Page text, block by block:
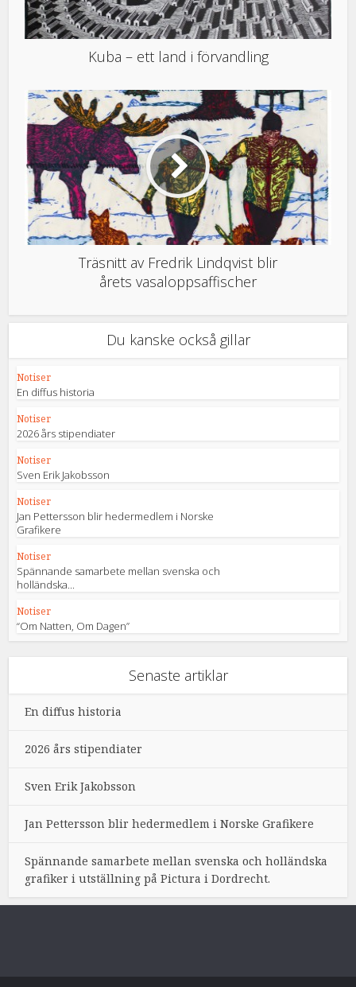
Kuba – ett land i förvandling
Träsnitt av Fredrik Lindqvist blir
årets vasaloppsaffischer
Du kanske också gillar
Notiser
En diffus historia
Notiser
2026 års stipendiater
Notiser
Sven Erik Jakobsson
Notiser
Jan Pettersson blir hedermedlem i Norske
Grafikere
Notiser
Spännande samarbete mellan svenska och
holländska...
Notiser
“Om Natten, Om Dagen”
Senaste artiklar
En diffus historia
2026 års stipendiater
Sven Erik Jakobsson
Jan Pettersson blir hedermedlem i Norske Grafikere
Spännande samarbete mellan svenska och holländska
grafiker i utställning på Pictura i Dordrecht.